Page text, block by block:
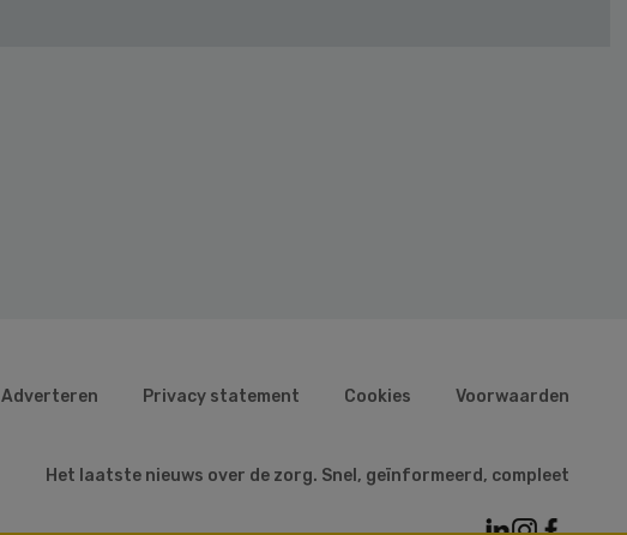
Adverteren Privacy statement Cookies Voorwaarden
Het laatste nieuws over de zorg. Snel, geïnformeerd, compleet